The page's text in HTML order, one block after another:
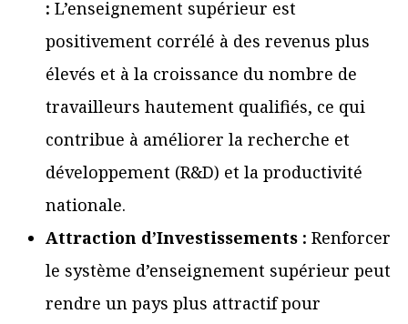
: L’enseignement supérieur est
positivement corrélé à des revenus plus
élevés et à la croissance du nombre de
travailleurs hautement qualifiés, ce qui
contribue à améliorer la recherche et
développement (R&D) et la productivité
nationale.
Attraction d’Investissements : Renforcer
le système d’enseignement supérieur peut
rendre un pays plus attractif pour